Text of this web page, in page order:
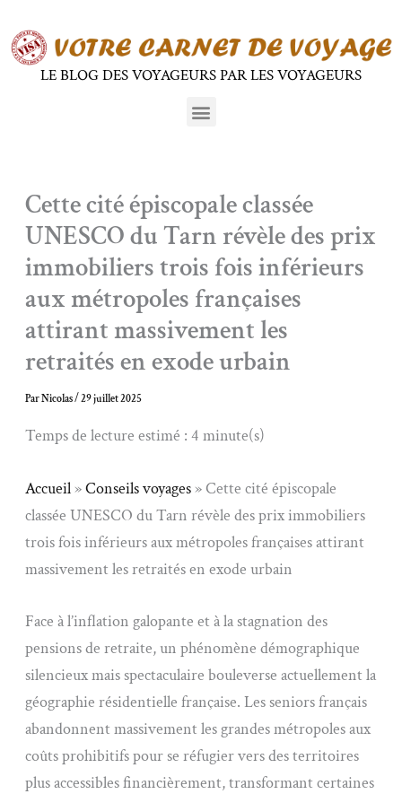
au
contenuLE BLOG DES VOYAGEURS PAR LES VOYAGEURS
Menu
Cette cité épiscopale classée
UNESCO du Tarn révèle des prix
immobiliers trois fois inférieurs
aux métropoles françaises
attirant massivement les
retraités en exode urbain
ParNicolas/29 juillet 2025
Temps de lecture estimé : 4 minute(s)
Accueil»Conseils voyages» Cette cité épiscopale
classée UNESCO du Tarn révèle des prix immobiliers
trois fois inférieurs aux métropoles françaises attirant
massivement les retraités en exode urbain
Face à l’inflation galopante et à la stagnation des
pensions de retraite, un phénomène démographique
silencieux mais spectaculaire bouleverse actuellement la
géographie résidentielle française. Les seniors français
abandonnent massivement les grandes métropoles aux
coûts prohibitifs pour se réfugier vers des territoires
plus accessibles financièrement, transformant certaines